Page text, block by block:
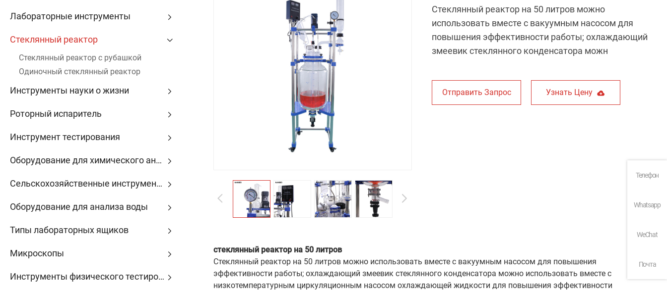
Лабораторные инструменты
Стеклянный реактор
Стеклянный реактор с рубашкой
Одиночный стеклянный реактор
Инструменты науки о жизни
Роторный испаритель
Инструмент тестирования
Оборудование для химического анализа
Сельскохозяйственные инструменты
Оборудование для анализа воды
Типы лабораторных ящиков
Микроскопы
Инструменты физического тестирования
Cтеклянный реактор на 50 литров можно
использовать вместе с вакуумным насосом для
повышения эффективности работы; охлаждающий
змеевик стеклянного конденсатора можн
Отправить Запрос Узнать Цену
стеклянный реактор на 50 литров
Cтеклянный реактор на 50 литров можно использовать вместе с вакуумным насосом для повышения
эффективности работы; охлаждающий змеевик стеклянного конденсатора можно использовать вместе с
низкотемпературным циркуляционным насосом охлаждающей жидкости для повышения эффективности
Телефон
Whatsapp
WeChat
Почта